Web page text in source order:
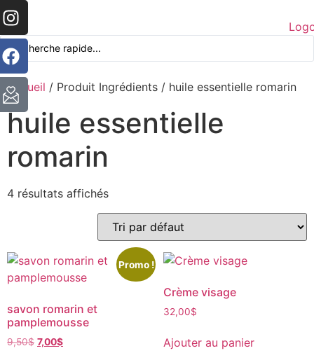
Accueil / Produit Ingrédients / huile essentielle romarin
huile essentielle
romarin
4 résultats affichés
Promo !
savon romarin et
pamplemousse
9,50$ 7,00$
Crème visage
32,00$
Ajouter au panier